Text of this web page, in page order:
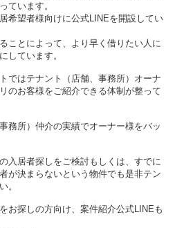
ています。
希望者様向けに公式LINEを開設してい
ことによって、より早く借りたい人に
しています。
ではテナント（店舗、事務所）オーナ
のお客様をご紹介できる体制が整って
務所）仲介の実績でオーナー様をバッ
入居者探しをご検討もしくは、すでに
が決まらないという物件でも是非テン
。
お探しの方向け、案件紹介公式LINEも